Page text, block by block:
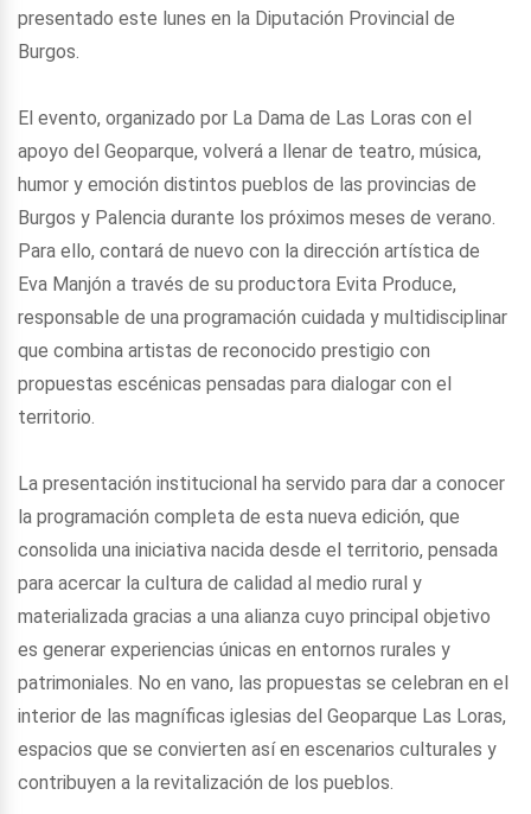
presentado este lunes en la Diputación Provincial de
Burgos.
El evento, organizado por La Dama de Las Loras con el
apoyo del Geoparque, volverá a llenar de teatro, música,
humor y emoción distintos pueblos de las provincias de
Burgos y Palencia durante los próximos meses de verano.
Para ello, contará de nuevo con la dirección artística de
Eva Manjón a través de su productora Evita Produce,
responsable de una programación cuidada y multidisciplinar
que combina artistas de reconocido prestigio con
propuestas escénicas pensadas para dialogar con el
territorio.
La presentación institucional ha servido para dar a conocer
la programación completa de esta nueva edición, que
consolida una iniciativa nacida desde el territorio, pensada
para acercar la cultura de calidad al medio rural y
materializada gracias a una alianza cuyo principal objetivo
es generar experiencias únicas en entornos rurales y
patrimoniales. No en vano, las propuestas se celebran en el
interior de las magníficas iglesias del Geoparque Las Loras,
espacios que se convierten así en escenarios culturales y
contribuyen a la revitalización de los pueblos.